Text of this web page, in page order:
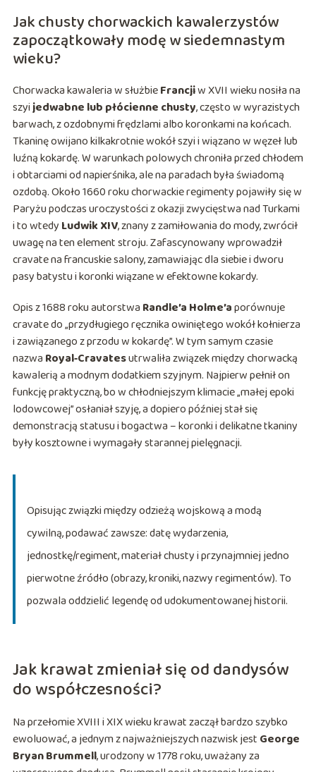
Jak chusty chorwackich kawalerzystów
zapoczątkowały modę w siedemnastym
wieku?
Chorwacka kawaleria w służbieFrancjiw XVII wieku nosiła na
szyijedwabne lub płócienne chusty, często w wyrazistych
barwach, z ozdobnymi frędzlami albo koronkami na końcach.
Tkaninę owijano kilkakrotnie wokół szyi i wiązano w węzeł lub
luźną kokardę. W warunkach polowych chroniła przed chłodem
i obtarciami od napierśnika, ale na paradach była świadomą
ozdobą. Około 1660 roku chorwackie regimenty pojawiły się w
Paryżu podczas uroczystości z okazji zwycięstwa nad Turkami
i to wtedy Ludwik XIV, znany z zamiłowania do mody, zwrócił
uwagę na ten element stroju. Zafascynowany wprowadził
cravate na francuskie salony, zamawiając dla siebie i dworu
pasy batystu i koronki wiązane w efektowne kokardy.
Opis z 1688 roku autorstwa Randle’a Holme’aporównuje
cravate do „przydługiego ręcznika owiniętego wokół kołnierza
i zawiązanego z przodu w kokardę”. W tym samym czasie
nazwa Royal‑Cravatesutrwaliła związek między chorwacką
kawalerią a modnym dodatkiem szyjnym. Najpierw pełnił on
funkcję praktyczną, bo w chłodniejszym klimacie „małej epoki
lodowcowej” osłaniał szyję, a dopiero później stał się
demonstracją statusu i bogactwa – koronki i delikatne tkaniny
były kosztowne i wymagały starannej pielęgnacji.
Opisując związki między odzieżą wojskową a modą
cywilną, podawać zawsze: datę wydarzenia,
jednostkę/regiment, materiał chusty i przynajmniej jedno
pierwotne źródło (obrazy, kroniki, nazwy regimentów). To
pozwala oddzielić legendę od udokumentowanej historii.
Jak krawat zmieniał się od dandysów
do współczesności?
Na przełomie XVIII i XIX wieku krawat zaczął bardzo szybko
ewoluować, a jednym z najważniejszych nazwisk jest George
Bryan Brummell, urodzony w 1778 roku, uważany za